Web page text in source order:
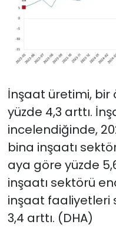
İnşaat üretimi, bir
yüzde 4,3 arttı.
incelendiğinde,
bina inşaatı
aya göre yüzde
inşaatı sektörü
inşaat faaliyetleri
3,4 arttı. (DHA)